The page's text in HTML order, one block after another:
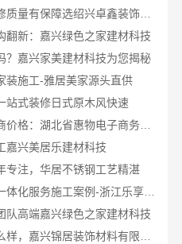
绍兴城区个性化装修质量有保障选绍兴卓鑫装饰材料有限公司
翻新：嘉兴绿色之家建材科技
？嘉兴家美建材科技为您揭秘
装施工-雅居美家源头直供
站式装修日式原木风快速
小型生鲜食品代理商价格：湖北省惠物电子商务有限公司
嘉兴美居乐建材科技
专注，华居不锈钢工艺精湛
浙江本地房子整装一体化服务施工案例-浙江乐享新材料
队高端嘉兴绿色之家建材科技